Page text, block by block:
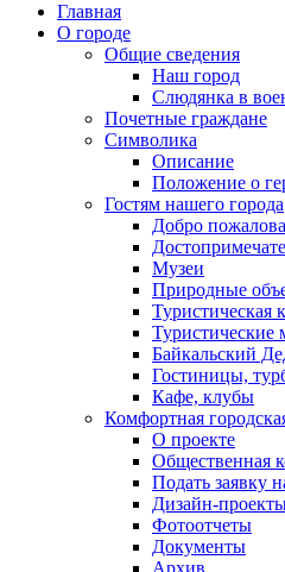
Главная
О городе
Общие сведения
Наш город
Слюдянка в
Почетные граждане
Символика
Описание
Положение о
Гостям нашего города
Добро
Музеи
Природные
Туристическая
Туристические
Байкальский
Гостиницы,
Кафе, клубы
Комфортная
О проекте
Общественная
Подать заявку
Дизайн-
Фотоотчеты
Документы